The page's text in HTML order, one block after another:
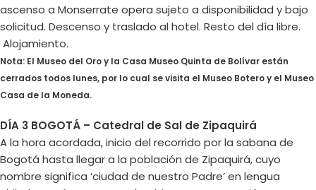
ascenso a Monserrate opera sujeto a disponibilidad y bajo
solicitud. Descenso y traslado al hotel. Resto del día libre.
Alojamiento.
Nota: El Museo del Oro y la Casa Museo Quinta de Bolívar están
cerrados todos lunes, por lo cual se visita el Museo Botero y el Museo
Casa de la Moneda.
DÍA 3 BOGOTÁ – Catedral de Sal de Zipaquirá
A la hora acordada, inicio del recorrido por la sabana de
Bogotá hasta llegar a la población de Zipaquirá, cuyo
nombre significa ‘ciudad de nuestro Padre’ en lengua